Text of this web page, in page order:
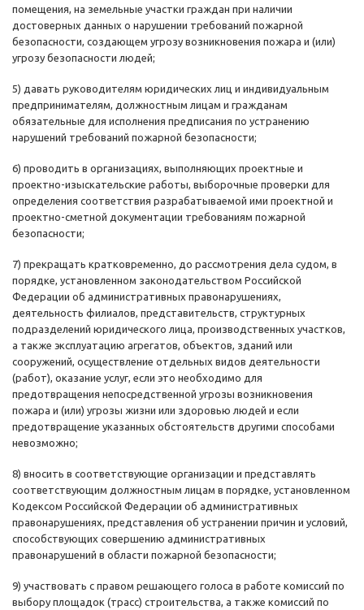
помещения, на земельные участки граждан при наличии
достоверных данных о нарушении требований пожарной
безопасности, создающем угрозу возникновения пожара и (или)
угрозу безопасности людей;
5) давать руководителям юридических лиц и индивидуальным
предпринимателям, должностным лицам и гражданам
обязательные для исполнения предписания по устранению
нарушений требований пожарной безопасности;
6) проводить в организациях, выполняющих проектные и
проектно-изыскательские работы, выборочные проверки для
определения соответствия разрабатываемой ими проектной и
проектно-сметной документации требованиям пожарной
безопасности;
7) прекращать кратковременно, до рассмотрения дела судом, в
порядке, установленном законодательством Российской
Федерации об административных правонарушениях,
деятельность филиалов, представительств, структурных
подразделений юридического лица, производственных участков,
а также эксплуатацию агрегатов, объектов, зданий или
сооружений, осуществление отдельных видов деятельности
(работ), оказание услуг, если это необходимо для
предотвращения непосредственной угрозы возникновения
пожара и (или) угрозы жизни или здоровью людей и если
предотвращение указанных обстоятельств другими способами
невозможно;
8) вносить в соответствующие организации и представлять
соответствующим должностным лицам в порядке, установленном
Кодексом Российской Федерации об административных
правонарушениях, представления об устранении причин и условий,
способствующих совершению административных
правонарушений в области пожарной безопасности;
9) участвовать с правом решающего голоса в работе комиссий по
выбору площадок (трасс) строительства, а также комиссий по